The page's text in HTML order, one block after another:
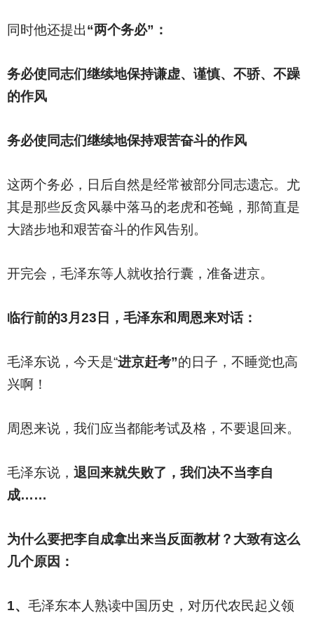
同时他还提出“两个务必”：
务必使同志们继续地保持谦虚、谨慎、不骄、不躁
的作风
务必使同志们继续地保持艰苦奋斗的作风
这两个务必，日后自然是经常被部分同志遗忘。尤
其是那些反贪风暴中落马的老虎和苍蝇，那简直是
大踏步地和艰苦奋斗的作风告别。
开完会，毛泽东等人就收拾行囊，准备进京。
临行前的3月23日，毛泽东和周恩来对话：
毛泽东说，今天是“进京赶考”的日子，不睡觉也高
兴啊！
周恩来说，我们应当都能考试及格，不要退回来。
毛泽东说， 退回来就失败了，我们决不当李自
成……
为什么要把李自成拿出来当反面教材？大致有这么
几个原因：
1、 毛泽东本人熟读中国历史，对历代农民起义领